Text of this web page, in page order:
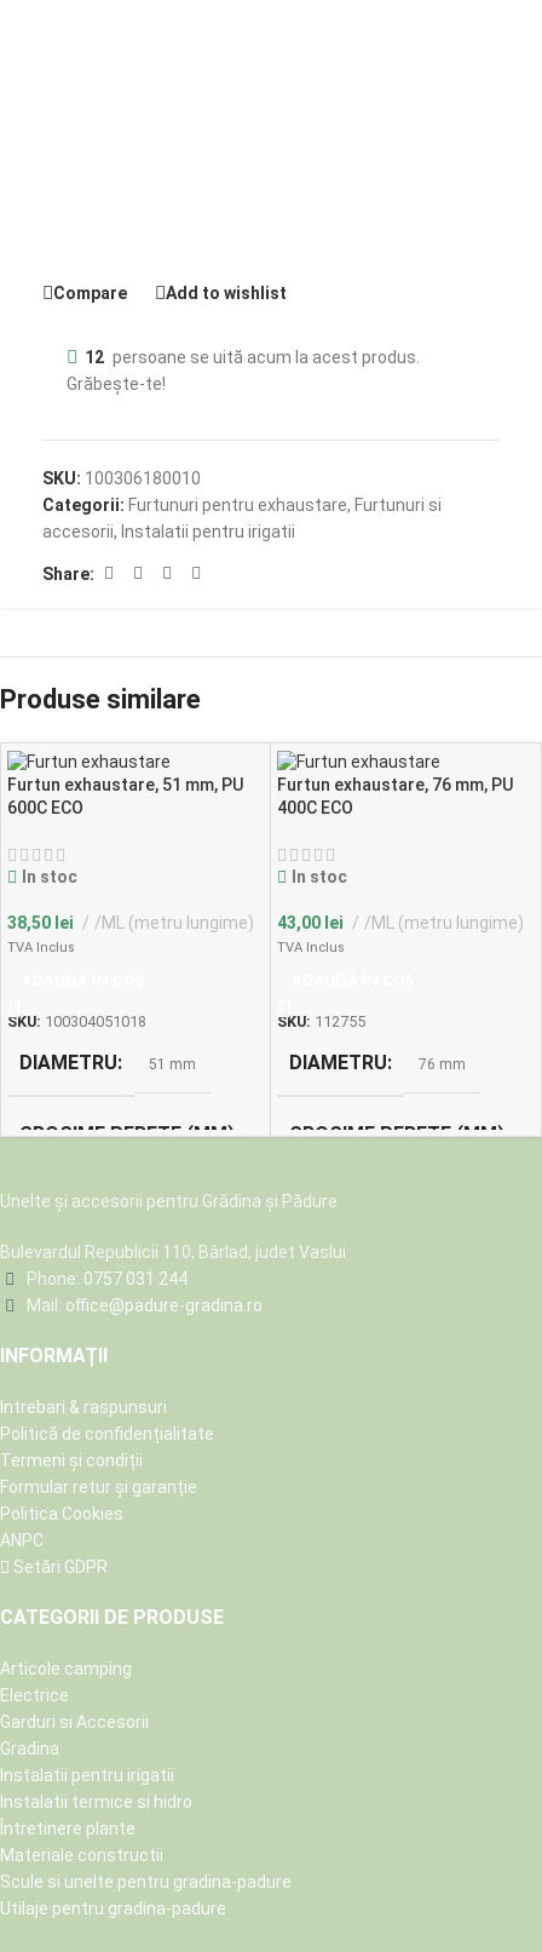
Compare Add to wishlist
12 persoane se uită acum la acest produs.
Grăbește-te!
SKU: 100306180010
Categorii: Furtunuri pentru exhaustare, Furtunuri si
accesorii, Instalatii pentru irigatii
Share:
Produse similare
Furtun exhaustare, 51 mm, PU
600C ECO
In stoc
38,50 lei /ML (metru lungime)
TVA Inclus
SKU: 100304051018
DIAMETRU 51 mm
GROSIME PERETE (MM)
0.6
GREUTATE (G/M)
Furtun exhaustare, 76 mm, PU
400C ECO
In stoc
43,00 lei /ML (metru lungime)
TVA Inclus
SKU: 112755
DIAMETRU 76 mm
GROSIME PERETE (MM)
0.4
GREUTATE (G/M)
Unelte și accesorii pentru Grădina și Pădure
Bulevardul Republicii 110, Bârlad, judet Vaslui
Phone: 0757 031 244
Mail: office@padure-gradina.ro
INFORMAȚII
Intrebari & raspunsuri
Politică de confidențialitate
Termeni și condiții
Formular retur și garanție
Politica Cookies
ANPC
Setări GDPR
CATEGORII DE PRODUSE
Articole camping
Electrice
Garduri si Accesorii
Gradina
Instalatii pentru irigatii
Instalatii termice si hidro
Întretinere plante
Materiale constructii
Scule si unelte pentru gradina-padure
Utilaje pentru gradina-padure